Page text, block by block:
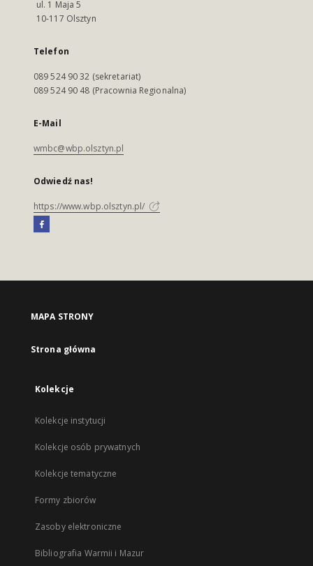
ul. 1 Maja 5
10-117 Olsztyn
Telefon
089 524 90 32 (sekretariat)
089 524 90 48 (Pracownia Regionalna)
E-Mail
wmbc@wbp.olsztyn.pl
Odwiedź nas!
https://www.wbp.olsztyn.pl/
MAPA STRONY
Strona główna
Kolekcje
Kolekcje instytucji
Kolekcje osób prywatnych
Kolekcje tematyczne
Formy zbiorów
Zasoby elektroniczne
Bibliografia Warmii i Mazur